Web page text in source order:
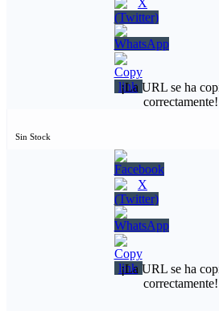
¡La URL se ha
correctamente!
Sin Stock
¡La URL se ha
correctamente!